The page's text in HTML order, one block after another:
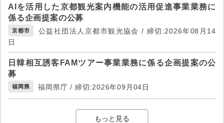
AIを活用した京都観光案内機能の活用促進事業業務に
係る企画提案の公募
京都市
公益社団法人京都市観光協会 / 締切:2026年08月14
日
日韓相互誘客FAMツアー事業業務に係る企画提案の公
募
福岡県 福岡県庁 / 締切:2026年09月04日
もっと見る